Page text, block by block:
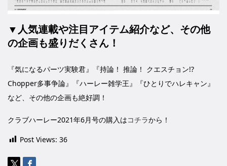
▼人気連載や注目アイテム紹介など、その他
の企画も盛りだくさん！
『気になるパーツ実験君』『持論！ 推論！ クエスチョン!?
Chopper多事争論』『ハーレー雑学王』『ひとりでハレキャン』
など、その他の企画も絶好調！
クラブハーレー2021年6月号の購入はコチラから！
Post Views: 36